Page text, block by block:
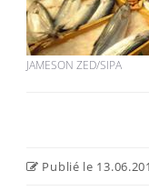
JAMESON ZED/SIPA
Publié le